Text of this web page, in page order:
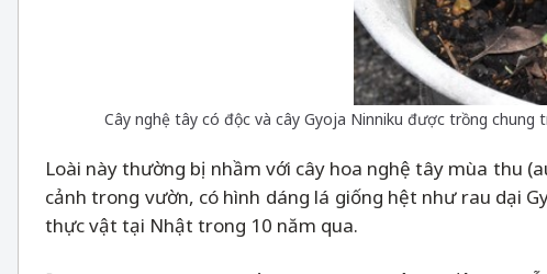
Cây nghệ tây có độc và cây Gyoja Ninniku được trồng
Loài này thường bị nhầm với cây hoa nghệ tây mùa thu
cảnh trong vườn, có hình dáng lá giống hệt như rau dại
thực vật tại Nhật trong 10 năm qua.